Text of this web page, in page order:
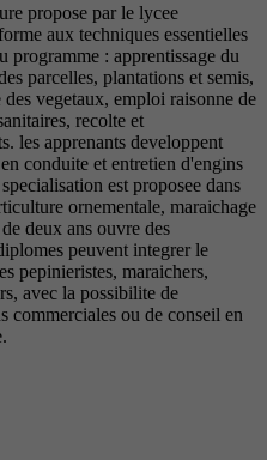
propose par le lycee
aux techniques essentielles
programme : apprentissage du
parcelles, plantations et semis,
vegetaux, emploi raisonne de
recolte et
les apprenants developpent
conduite et entretien d'engins
est proposee dans
ornementale, maraichage
deux ans ouvre des
peuvent integrer le
pepinieristes, maraichers,
avec la possibilite de
commerciales ou de conseil en